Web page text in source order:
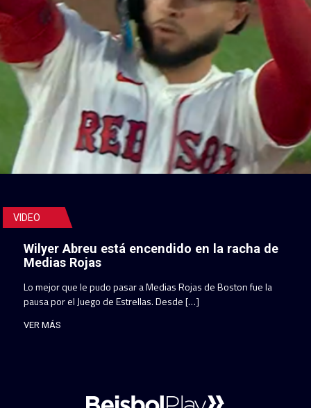
VIDEO
Wilyer Abreu está encendido en la racha de
Medias Rojas
Lo mejor que le pudo pasar a Medias Rojas de Boston fue la
pausa por el Juego de Estrellas. Desde […]
VER MÁS